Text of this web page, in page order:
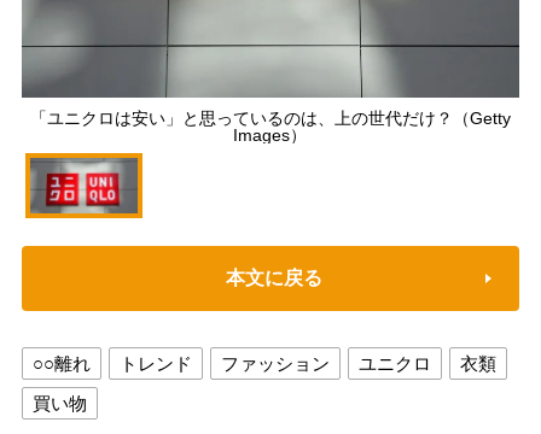
「ユニクロは安い」と思っているのは、上の世代だけ？（Getty
Images）
本文に戻る
○○離れ トレンド ファッション ユニクロ
衣類
買い物